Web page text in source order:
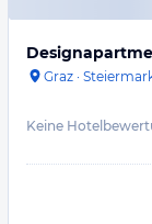
Graz ·
Keine